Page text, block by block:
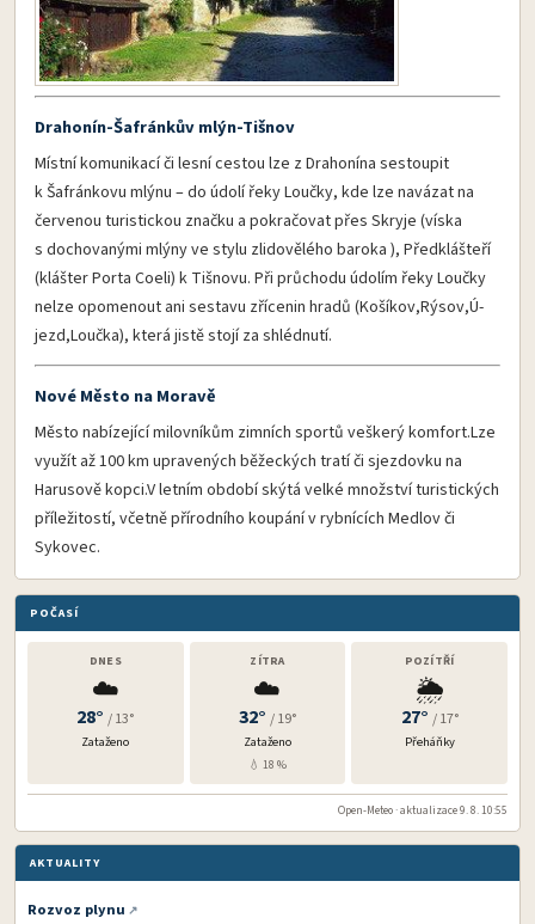
Drahonín-Šafránkův mlýn-Tišnov
Místní komunikací či lesní cestou lze z Drahonína sestoupit
k Šafránkovu mlýnu – do údolí řeky Loučky, kde lze navázat na
červenou turistickou značku a pokračovat přes Skryje (víska
s dochovanými mlýny ve stylu zlidovělého baroka ), Předklášteří
(klášter Porta Coeli) k Tišnovu. Při průchodu údolím řeky Loučky
nelze opomenout ani sestavu zřícenin hradů (Košíkov,Rýsov,Ú­
jezd,Loučka), která jistě stojí za shlédnutí.
Nové Město na Moravě
Město nabízející milovníkům zimních sportů veškerý komfort.Lze
využít až 100 km upravených běžeckých tratí či sjezdovku na
Harusově kopci.V letním období skýtá velké množství turistických
příležitostí, včetně přírodního koupání v rybnících Medlov či
Sykovec.
POČASÍ
DNES
☁️
28°/ 13°
Zataženo
ZÍTRA
☁️
32° / 19°
Zataženo
💧 18 %
POZÍTŘÍ
🌦️
27° / 17°
Přeháňky
Open-Meteo · aktualizace 9. 8. 10:55
AKTUALITY
Rozvoz plynu